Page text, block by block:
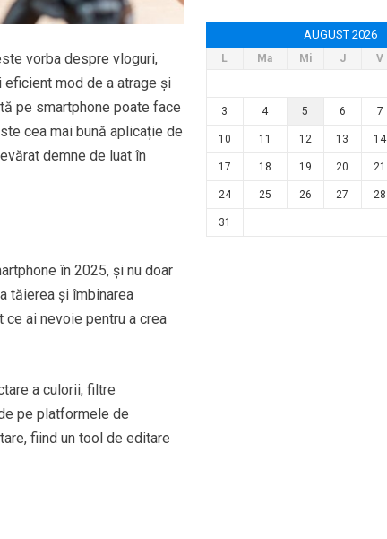
vorba despre vloguri,
mod de a atrage și
pe smartphone poate face
cea mai bună aplicație de
demne de luat în
în 2025, și nu doar
tăierea și îmbinarea
ai nevoie pentru a crea
a culorii, filtre
pe platformele de
fiind un tool de editare
AUGUST 2026
L Ma Mi J V
3 4 5 6 7
10 11 12 13 14
17 18 19 20 21
24 25 26 27 28
31